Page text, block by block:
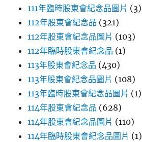
111年臨時股東會紀念品圖片 (3)
112年股東會紀念品 (321)
112年股東會紀念品圖片 (103)
112年臨時股東會紀念品 (1)
113年股東會紀念品 (430)
113年股東會紀念品圖片 (108)
113年臨時股東會紀念品圖片 (1)
114年股東會紀念品 (628)
114年股東會紀念品圖片 (110)
114年臨時股東會紀念品圖片 (1)